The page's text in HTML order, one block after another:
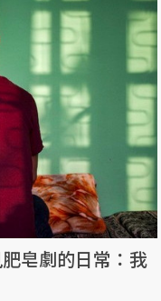
皂劇的日常：我